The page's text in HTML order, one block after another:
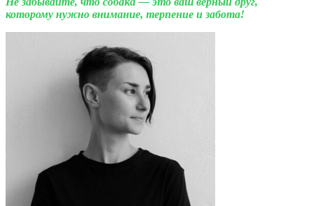
которому нужно внимание, терпение и забота!